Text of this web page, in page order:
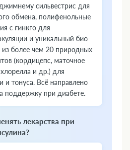
сильвестрис для
обмена, полифенольные
с гинкго для
и уникальный био-
из более чем 20 природных
(кордицепс, маточное
и др.) для
и тонуса. Всё направлено
поддержку при диабете.
лекарства при